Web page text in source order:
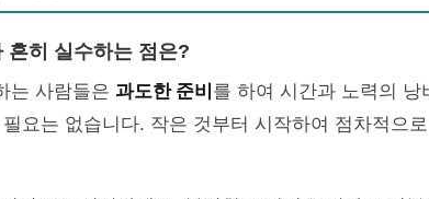
흔히 실수하는 점은?
는 사람들은 과도한 준비 를 하여 시간과 노력의 낭
요는 없습니다. 작은 것부터 시작하여 점차적으